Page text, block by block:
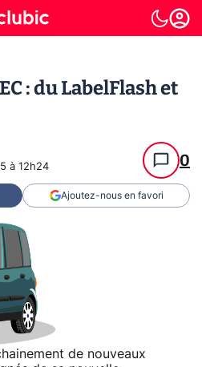
: du LabelFlash et
à 12h24 0
Ajoutez-nous en favori
de nouveaux